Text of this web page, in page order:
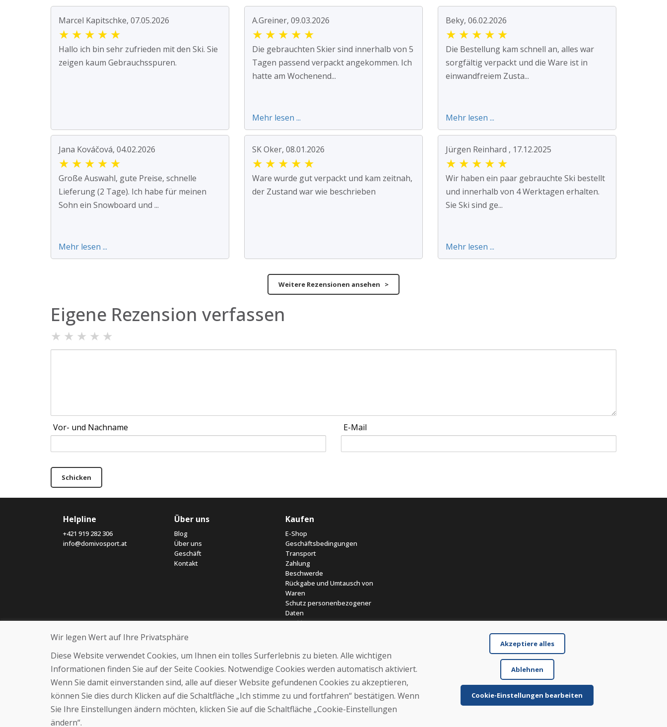
Marcel Kapitschke, 07.05.2026
★ ★ ★ ★ ★
Hallo ich bin sehr zufrieden mit den Ski. Sie
zeigen kaum Gebrauchsspuren.
A.Greiner, 09.03.2026
★ ★ ★ ★ ★
Die gebrauchten Skier sind innerhalb von 5
Tagen passend verpackt angekommen. Ich
hatte am Wochenend...
Mehr lesen ...
Beky, 06.02.2026
★ ★ ★ ★ ★
Die Bestellung kam schnell an, alles war
sorgfältig verpackt und die Ware ist in
einwandfreiem Zusta...
Mehr lesen ...
Jana Kováčová, 04.02.2026
★ ★ ★ ★ ★
Große Auswahl, gute Preise, schnelle
Lieferung (2 Tage). Ich habe für meinen
Sohn ein Snowboard und ...
Mehr lesen ...
SK Oker, 08.01.2026
★ ★ ★ ★ ★
Ware wurde gut verpackt und kam zeitnah,
der Zustand war wie beschrieben
Jürgen Reinhard , 17.12.2025
★ ★ ★ ★ ★
Wir haben ein paar gebrauchte Ski bestellt
und innerhalb von 4 Werktagen erhalten.
Sie Ski sind ge...
Mehr lesen ...
Weitere Rezensionen ansehen >
Eigene Rezension verfassen
★ ★ ★ ★ ★
Vor- und Nachname E-Mail
Schicken
Helpline
+421 919 282 306
info@domivosport.at
Über uns
Blog
Über uns
Geschäft
Kontakt
Kaufen
E-Shop
Geschäftsbedingungen
Transport
Zahlung
Beschwerde
Rückgabe und Umtausch von
Waren
Schutz personenbezogener
Daten
Cookies
© DOMIVOSPORT 2026, Alle Rechte vorbehalten
Website-Erstellung Erstellung von E-Shops
Wir legen Wert auf Ihre Privatsphäre
Diese Website verwendet Cookies, um Ihnen ein tolles Surferlebnis zu bieten. Alle wichtigen
Informationen finden Sie auf der Seite Cookies. Notwendige Cookies werden automatisch aktiviert.
Wenn Sie damit einverstanden sind, alle auf dieser Website gefundenen Cookies zu akzeptieren,
können Sie dies durch Klicken auf die Schaltfläche „Ich stimme zu und fortfahren“ bestätigen. Wenn
Sie Ihre Einstellungen ändern möchten, klicken Sie auf die Schaltfläche „Cookie-Einstellungen
ändern“.
Akzeptiere alles
Ablehnen
Cookie-Einstellungen bearbeiten